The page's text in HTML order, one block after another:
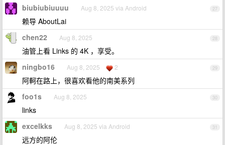
27
biubiubiuuuu Aug 8, 2025 via Android
赖导 AboutLai
28
chen22 Aug 8, 2025
油管上看 Links 的 4K ，享受。
29
ningbo16 Aug 8, 2025 2
阿軻在路上，很喜欢看他的南美系列
30
foo1s Aug 8, 2025
links
31
excelkks Aug 8, 2025 via Android
远方的阿伦